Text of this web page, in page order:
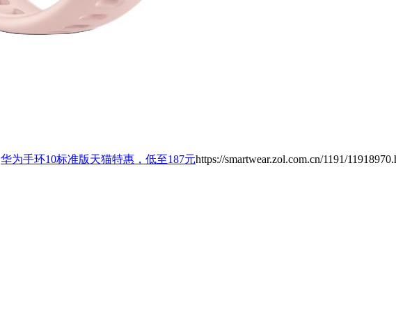
华为手环10标准版天猫特惠，低至187元https://smartwear.zol.com.cn/1191/